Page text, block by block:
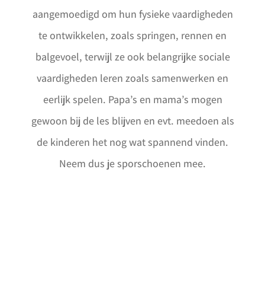
aangemoedigd om hun fysieke vaardigheden
te ontwikkelen, zoals springen, rennen en
balgevoel, terwijl ze ook belangrijke sociale
vaardigheden leren zoals samenwerken en
eerlijk spelen. Papa’s en mama’s mogen
gewoon bij de les blijven en evt. meedoen als
de kinderen het nog wat spannend vinden.
Neem dus je sporschoenen mee.